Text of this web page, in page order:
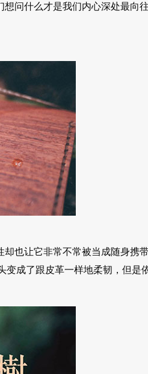
问什么才是我们内心深处最向
也让它非常不常被当成随身携
变成了跟皮革一样地柔韧，但是